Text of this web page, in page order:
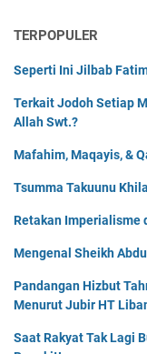
TERPOPULER
Seperti Ini Jilbab
Terkait Jodoh Setiap
Allah Swt.?
Mafahim, Maqayis, &
Tsumma Takuunu
Retakan Imperialisme
Mengenal Sheikh
Pandangan Hizbut
Menurut Jubir HT
Saat Rakyat Tak Lagi